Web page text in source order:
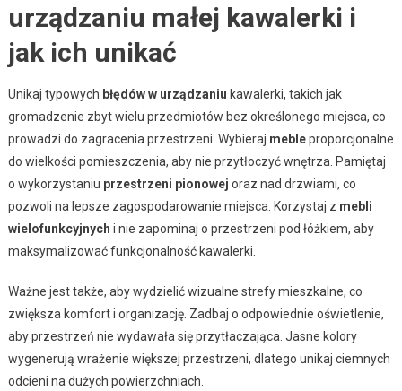
urządzaniu małej kawalerki i
jak ich unikać
Unikaj typowych błędów w urządzaniu kawalerki, takich jak
gromadzenie zbyt wielu przedmiotów bez określonego miejsca, co
prowadzi do zagracenia przestrzeni. Wybieraj mebleproporcjonalne
do wielkości pomieszczenia, aby nie przytłoczyć wnętrza. Pamiętaj
o wykorzystaniu przestrzeni pionowej oraz nad drzwiami, co
pozwoli na lepsze zagospodarowanie miejsca. Korzystaj z mebli
wielofunkcyjnych i nie zapominaj o przestrzeni pod łóżkiem, aby
maksymalizować funkcjonalność kawalerki.
Ważne jest także, aby wydzielić wizualne strefy mieszkalne, co
zwiększa komfort i organizację. Zadbaj o odpowiednie oświetlenie,
aby przestrzeń nie wydawała się przytłaczająca. Jasne kolory
wygenerują wrażenie większej przestrzeni, dlatego unikaj ciemnych
odcieni na dużych powierzchniach.